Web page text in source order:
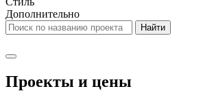
Дополнительно
Проекты и цены